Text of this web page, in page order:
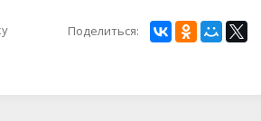
Поделиться: